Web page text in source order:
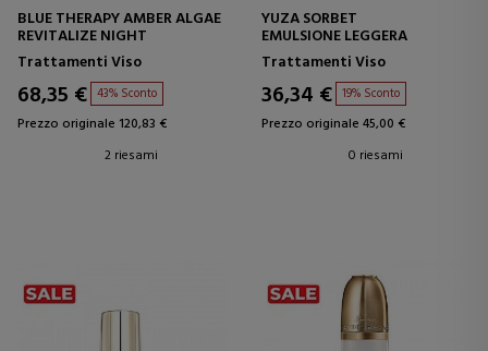
BLUE THERAPY AMBER ALGAE
REVITALIZE NIGHT
Trattamenti Viso
68,35 € 43% Sconto
Prezzo originale 120,83 €
2 riesami
YUZA SORBET
EMULSIONE LEGGERA
Trattamenti Viso
36,34 € 19% Sconto
Prezzo originale 45,00 €
0 riesami